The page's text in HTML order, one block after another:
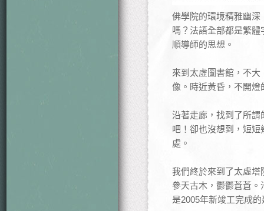
佛學院的環境精雅幽
嗎？法語全部都是繁
順導師的思想。
來到太虛圖書館，不
像。時近黃昏，不開
沿著走廊，找到了所
吧！卻也沒想到，短
處。
我們終於來到了太虛
參天古木，鬱鬱蒼蒼
是2005年新竣工完成